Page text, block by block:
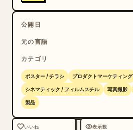
公開日
元の言語
カテゴリ
ポスター / チラシ プロダクトマーケティング
シネマティック / フィルムスチル 写真撮影
製品
いいね 表示数